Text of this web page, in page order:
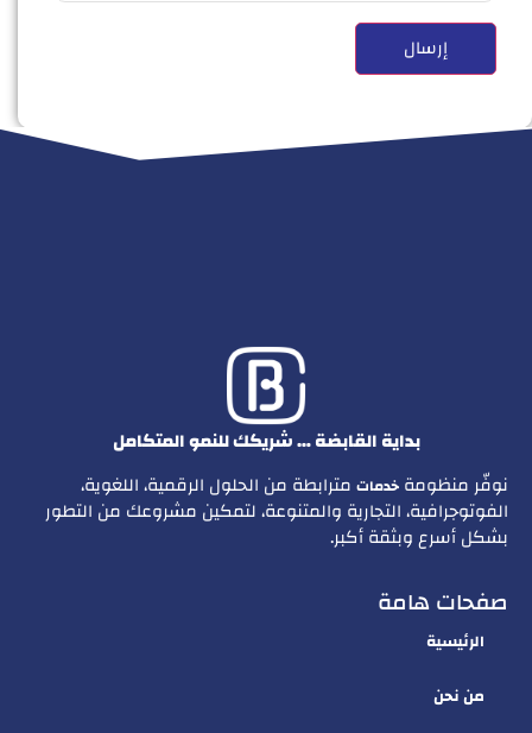
بداية القابضة … شريكك للنمو المتكامل
نوفّر منظومة خدمات مترابطة من الحلول الرقمية، اللغوية،
الفوتوجرافية، التجارية والمتنوعة، لتمكين مشروعك من التطور
بشكل أسرع وبثقة أكبر.
صفحات هامة
الرئيسية
من نحن